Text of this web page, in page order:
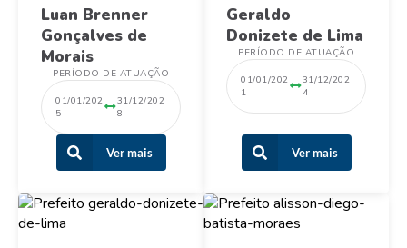
Luan Brenner
Gonçalves de
Morais
PERÍODO DE ATUAÇÃO
01/01/202
5
31/12/202
8
Ver mais
Geraldo
Donizete de Lima
PERÍODO DE ATUAÇÃO
01/01/202
1
31/12/202
4
Ver mais